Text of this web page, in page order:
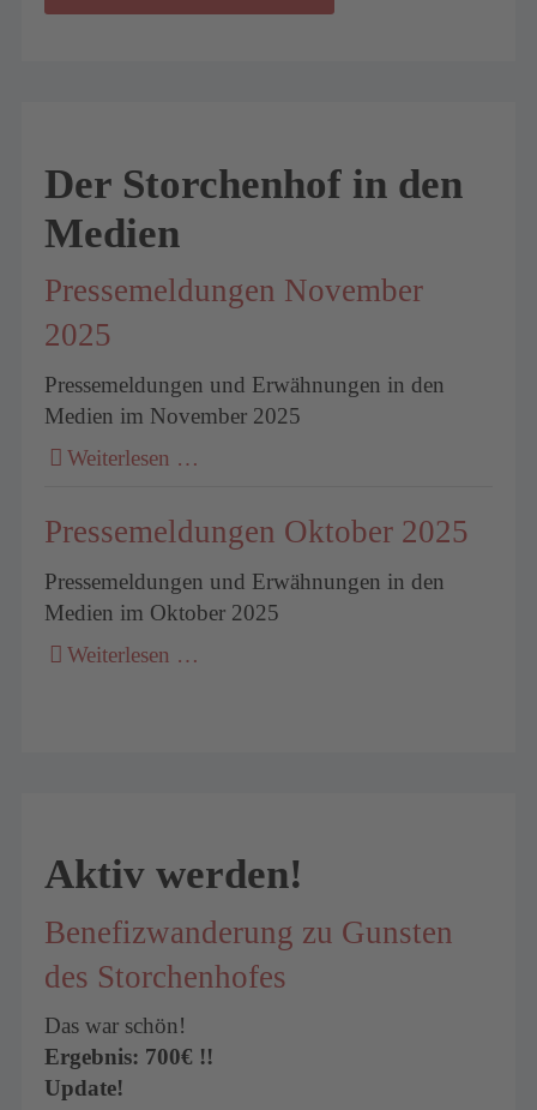
Der Storchenhof in den
Medien
Pressemeldungen November
2025
Pressemeldungen und Erwähnungen in den
Medien im November 2025
Weiterlesen …
Pressemeldungen Oktober 2025
Pressemeldungen und Erwähnungen in den
Medien im Oktober 2025
Weiterlesen …
Aktiv werden!
Benefizwanderung zu Gunsten
des Storchenhofes
Das war schön!
Ergebnis: 700€ !!
Update!